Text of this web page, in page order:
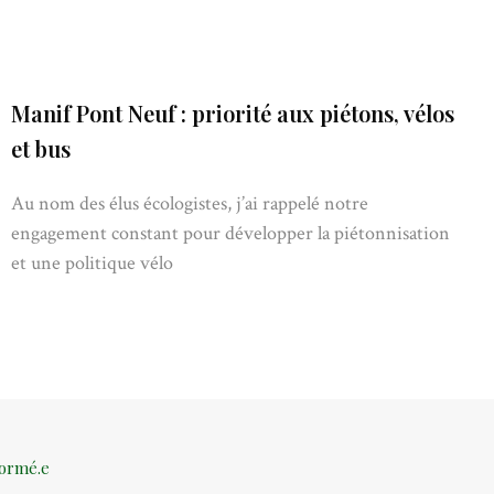
Manif Pont Neuf : priorité aux piétons, vélos
et bus
Au nom des élus écologistes, j’ai rappelé notre
engagement constant pour développer la piétonnisation
et une politique vélo